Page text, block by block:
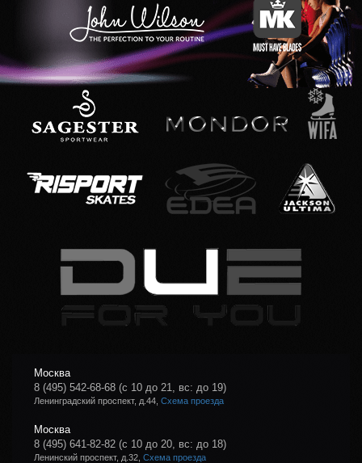
Москва
8 (495) 542-68-68 (с 10 до 21, вс: до 19)
Ленинградский проспект, д.44, Схема проезда
Москва
8 (495) 641-82-82 (с 10 до 20, вс: до 18)
Ленинский проспект, д.32, Схема проезда